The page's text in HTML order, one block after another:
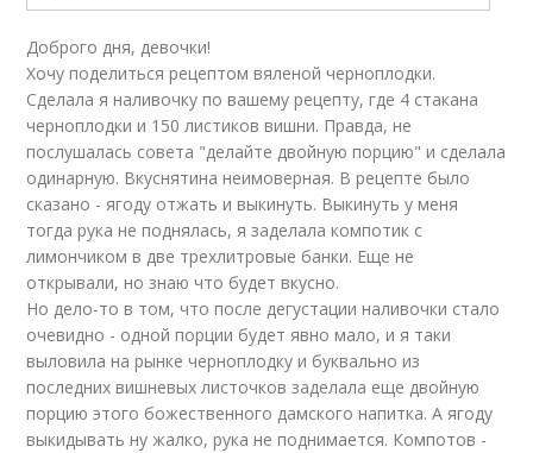
Доброго дня, девочки!
Хочу поделиться рецептом вяленой черноплодки.
Сделала я наливочку по вашему рецепту, где 4 стакана
черноплодки и 150 листиков вишни. Правда, не
послушалась совета "делайте двойную порцию" и сделала
одинарную. Вкуснятина неимоверная. В рецепте было
сказано - ягоду отжать и выкинуть. Выкинуть у меня
тогда рука не поднялась, я заделала компотик с
лимончиком в две трехлитровые банки. Еще не
открывали, но знаю что будет вкусно.
Но дело-то в том, что после дегустации наливочки стало
очевидно - одной порции будет явно мало, и я таки
выловила на рынке черноплодку и буквально из
последних вишневых листочков заделала еще двойную
порцию этого божественного дамского напитка. А ягоду
выкидывать ну жалко, рука не поднимается. Компотов -